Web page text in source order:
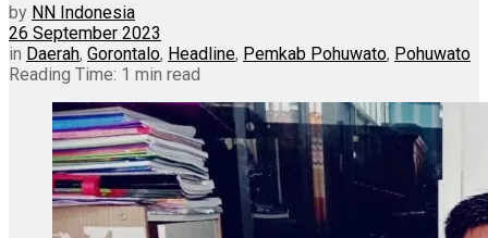
by NN Indonesia
26 September 2023
in Daerah, Gorontalo, Headline, Pemkab Pohuwato, Pohuwato
Reading Time: 1 min read